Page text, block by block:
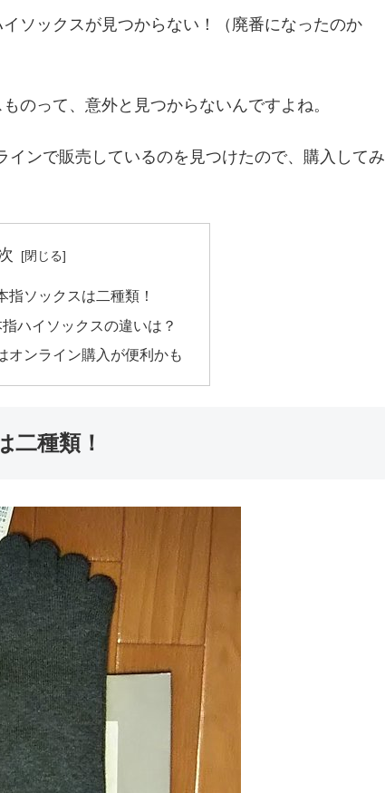
ソックスが見つからない！（廃番になったのか
のって、意外と見つからないんですよね。
ンで販売しているのを見つけたので、購入してみ
指ソックスは二種類！
ハイソックスの違いは？
オンライン購入が便利かも
二種類！